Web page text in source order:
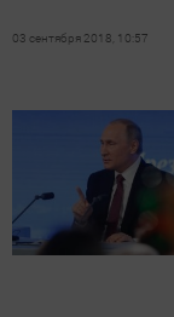
03 сентября 2018, 10:57